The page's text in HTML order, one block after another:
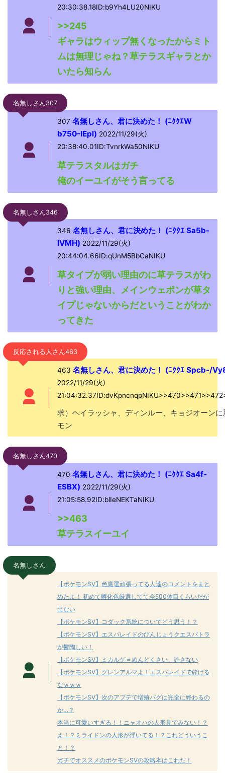
20:30:38.18ID:b9Yh4LU20NIKU
>>245
ギャラはウィップ無くなったからミト
ムは無理じゃね？草テラスギャラとか
いたら知らん
名無しさん307
307 名無しさん、君に決めた！ (ﾆｸｸｴW
b750-IEpl) 2022/11/29(火)
20:38:40.01ID:TvnrkWa50NIKU
草テラスタルはガチ
俺のイーユイがそう言ってる
名無しさん346
346 名無しさん、君に決めた！ (ﾆｸｸｴ Sa5b-
lVMH) 2022/11/29(火)
20:44:04.66ID:qUnM5BbCaNIKU
草タイプが弱い理由のに草テラスがわ
りと強い理由、メインウェポンが草タ
イプじゃないからだということがわか
ってきた
反応される人さん463
463 名無しさん、君に決めた！ (ﾆｸｸｴ Spcb-/
2022/11/29(火)
求）ヘイラッシャ、ディンルー、キョジオーン
モン
名無しさん470
470 名無しさん、君に決めた！ (ﾆｸｸｴ Sa4f-
ESBX) 2022/11/29(火)
21:05:58.92ID:blIeNEKTaNIKU
>>463
草テラスイーユイ
名無しさん
【ポケモンSV】色厳選頑張ってる人達のコメントをまと
めたよ！ 初めて孵化色厳選してて今500体目くらいだが
出ない
【ポケモンSV】コダック系統についてどう思う！？
【ポケモンSV】エスバレイドのびんじょうクエスパトラ
が鬱陶しい！
【ポケモンSV】ミカルゲ＝めんどくさい、許さない
【ポケモンSV】グレンアルマよ！エスバレイドで砕ける
なｗｗｗ
【ポケモンSV】次のアプデで増殖バグは完全に終わるの
か…？
本当に可愛いすぎる！！ニャオハの人形見てみない！？
え！？ミライドンの人形が浮いてる！？これどういうこ
と！？
ガチでオススメのポケモンSVの攻略本はこれだ！